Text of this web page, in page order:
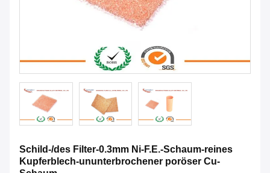
Schild-/des Filter-0.3mm Ni-F.E.-Schaum-reines
Kupferblech-ununterbrochener poröser Cu-